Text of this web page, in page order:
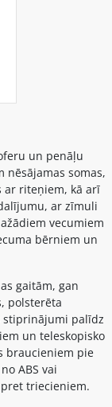
un penāļu
nēsājamas somas,
ar riteņiem, kā arī
ar zīmuli
vecumiem
bērniem un
gaitām, gan
polsterēta
stiprinājumi palīdz
un teleskopisko
braucieniem pie
ABS vai
triecieniem.